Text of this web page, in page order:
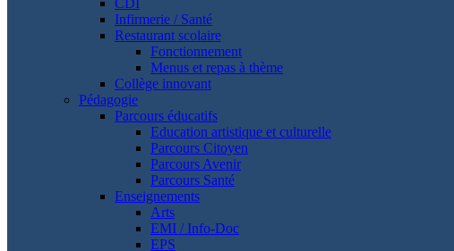
CDI
Infirmerie / Santé
Restaurant scolaire
Fonctionnement
Menus et repas à thème
Collège innovant
Pédagogie
Parcours éducatifs
Education artistique et culturelle
Parcours Citoyen
Parcours Avenir
Parcours Santé
Enseignements
Arts
EMI / Info-Doc
EPS